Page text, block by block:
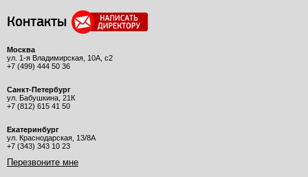
Контакты
Москва
ул. 1-я Владимирская, 10А, с2
+7 (499) 444 50 36
Санкт-Петербург
ул. Бабушкина, 21К
+7 (812) 615 41 50
Екатеринбург
ул. Краснодарская, 13/8А
+7 (343) 343 10 23
Перезвоните мне